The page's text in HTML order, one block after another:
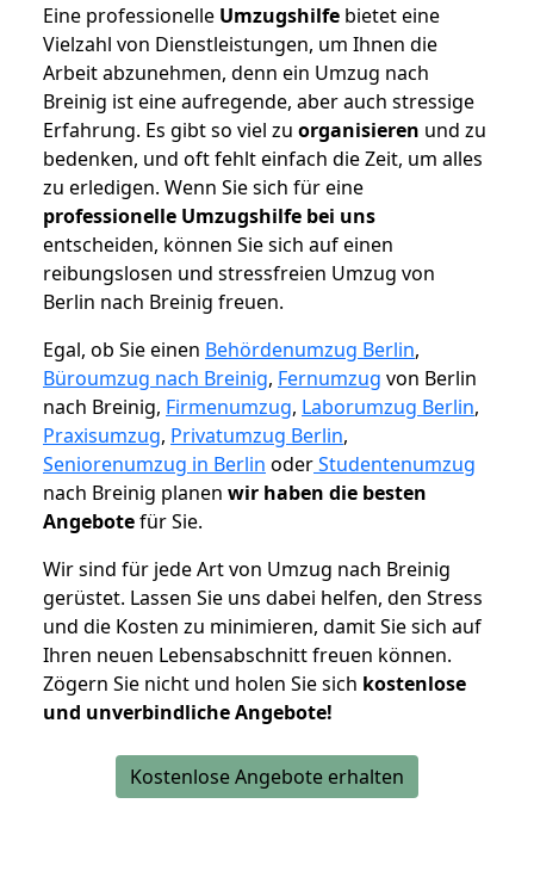
Eine professionelle Umzugshilfe bietet eine
Vielzahl von Dienstleistungen, um Ihnen die
Arbeit abzunehmen, denn ein Umzug nach
Breinig ist eine aufregende, aber auch stressige
Erfahrung. Es gibt so viel zu organisieren und zu
bedenken, und oft fehlt einfach die Zeit, um alles
zu erledigen. Wenn Sie sich für eine
professionelle Umzugshilfe bei uns
entscheiden, können Sie sich auf einen
reibungslosen und stressfreien Umzug von
Berlin nach Breinig freuen.
Egal, ob Sie einen Behördenumzug Berlin,
Büroumzug nach Breinig, Fernumzug von Berlin
nach Breinig, Firmenumzug, Laborumzug Berlin,
Praxisumzug, Privatumzug Berlin,
Seniorenumzug in Berlin oderStudentenumzug
nach Breinig planen wir haben die besten
Angebotefür Sie.
Wir sind für jede Art von Umzug nach Breinig
gerüstet. Lassen Sie uns dabei helfen, den Stress
und die Kosten zu minimieren, damit Sie sich auf
Ihren neuen Lebensabschnitt freuen können.
Zögern Sie nicht und holen Sie sich kostenlose
und unverbindliche Angebote!
Kostenlose Angebote erhalten